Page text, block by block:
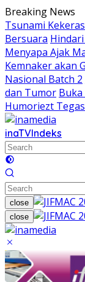
Skip
to
content
Breaking News
Tsunami
Bersuara
Menyapa Ajak
Kemnaker akan
Nasional Batch 2
dan Tumor Buka
Humoriezt
inaTVIndeks
close
close